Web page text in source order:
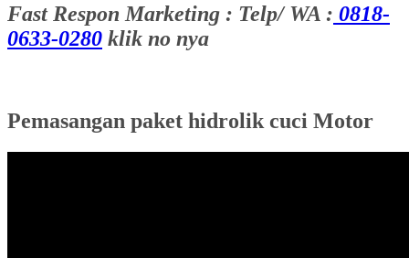
Fast Respon Marketing : Telp/ WA : 0818-
0633-0280 klik no nya
Pemasangan paket hidrolik cuci Motor